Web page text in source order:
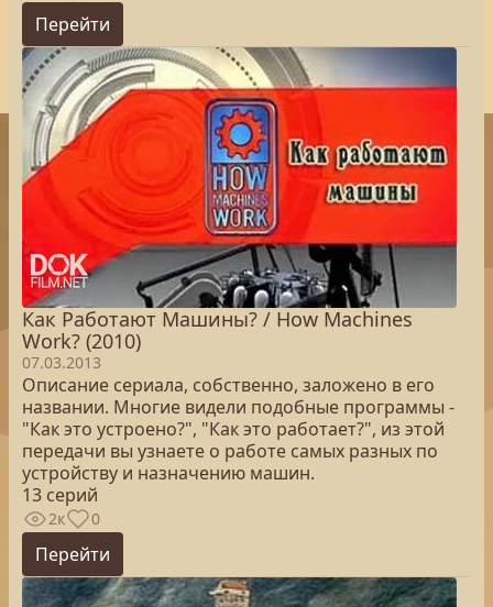
Перейти
Как Работают Машины? / How Machines
Work? (2010)
07.03.2013
Описание сериала, собственно, заложено в его
названии. Многие видели подобные программы -
"Как это устроено?", "Как это работает?", из этой
передачи вы узнаете о работе самых разных по
устройству и назначению машин.
13 серий
2к 0
Перейти